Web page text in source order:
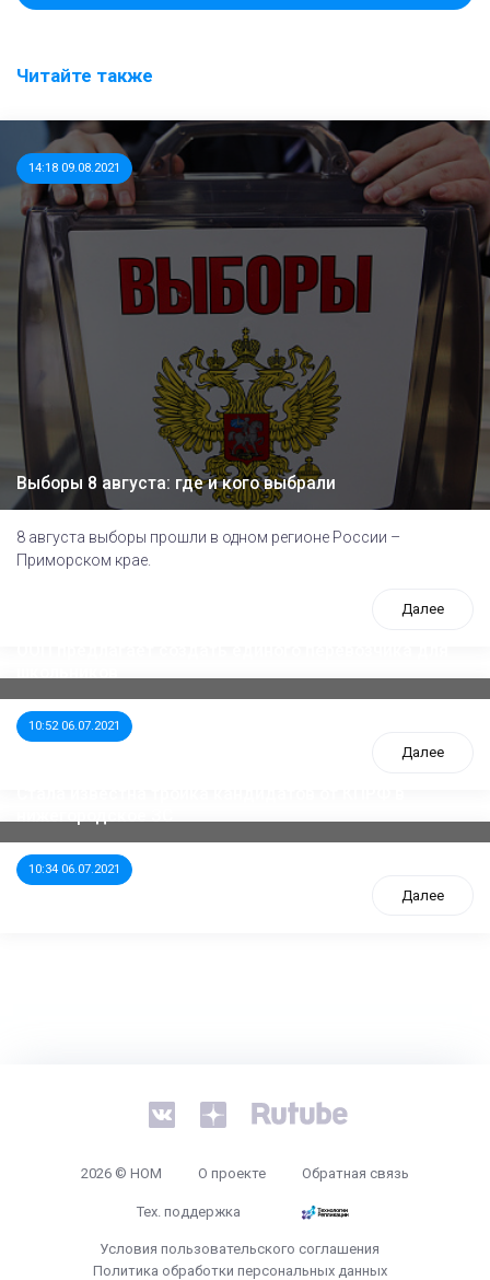
Читайте также
14:18 09.08.2021
Выборы 8 августа: где и кого выбрали
8 августа выборы прошли в одном регионе России –
Приморском крае.
Далее
10:52 06.07.2021
Далее
10:34 06.07.2021
Далее
2026 © НОМ О проекте Обратная связь
Тех. поддержка
Условия пользовательского соглашения
Политика обработки персональных данных